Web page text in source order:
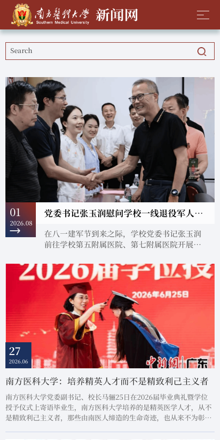
01
2026.08
党委书记张玉润慰问学校一线退役军人及军属代表
在八一建军节到来之际，学校党委书记张玉润
前往学校第五附属医院、第七附属医院开展走
人及现役军人家属致以节日问候和崇高敬意。
座谈会上，张玉润为在场退役军人及军属代表
送上鲜花，详细询问大家的工作和生活情况，
对退役军人退伍不褪色的担当精神，以及军人
家属们默默奉献的家国情怀给予充分肯定和高
度赞扬。张玉润与基层一线退役军人及现役军
人家属代表握手致意张玉润向基层一线退....
27
2026.06
南方医科大学：培养精英人才而不是精致利己主义者
南方医科大学党委副书记、校长马骊25日在2026届毕业典礼暨学位
授予仪式上寄语毕业生，南方医科大学培养的是精英医学人才，从不
是精致利己主义者，那些由南医人缔造的生命奇迹，也从来不为彰显